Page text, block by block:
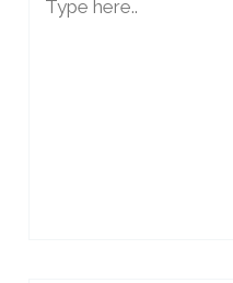
here..